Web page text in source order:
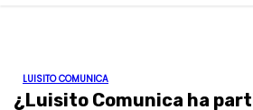
LUISITO COMUNICA
¿Luisito Comunica ha